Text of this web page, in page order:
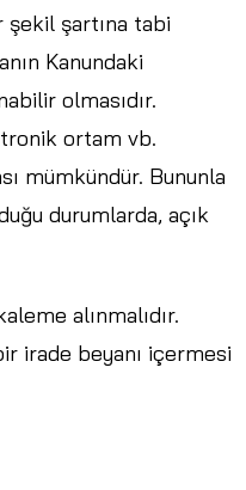
şekil şartına tabi
Kanundaki
olmasıdır.
ortam vb.
mümkündür. Bununla
durumlarda, açık
alınmalıdır.
irade beyanı içermesi